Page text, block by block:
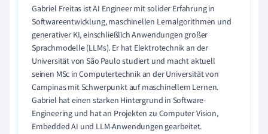
Gabriel Freitas ist AI Engineer mit solider Erfahrung in
Softwareentwicklung, maschinellen Lernalgorithmen und
generativer KI, einschließlich Anwendungen großer
Sprachmodelle (LLMs). Er hat Elektrotechnik an der
Universität von São Paulo studiert und macht aktuell
seinen MSc in Computertechnik an der Universität von
Campinas mit Schwerpunkt auf maschinellem Lernen.
Gabriel hat einen starken Hintergrund in Software-
Engineering und hat an Projekten zu Computer Vision,
Embedded AI und LLM-Anwendungen gearbeitet.